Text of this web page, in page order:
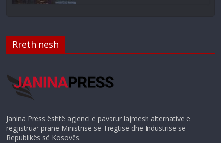
Rreth nesh
Janina Press është agjenci e pavarur lajmesh alternative e
regjistruar pranë Ministrisë së Tregtisë dhe Industrisë së
Republikës së Kosovës.